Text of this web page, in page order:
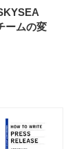
ームの変